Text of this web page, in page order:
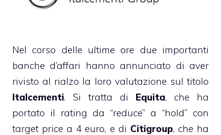
Nel corso delle ultime ore due importanti
banche d’affari hanno annunciato di aver
rivisto al rialzo la loro valutazione sul titolo
Italcementi. Si tratta di Equita, che ha
portato il rating da “reduce” a “hold” con
target price a 4 euro, e di Citigroup, che ha